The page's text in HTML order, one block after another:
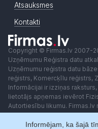
Atsauksmes
Kontakti
Copyright © Firmas.lv 2007-
Uzņēmumu Reģistra datu
Uzņēmumu reģistra datu
reģistrs, Komercķīlu reģistrs,
Informācijai ir izziņas
lietotājs apņemas ievērot
Autortiesību likumu.
lēmumiem, kas balstīti uz
izmantot jebkādas
Informējam, ka šajā